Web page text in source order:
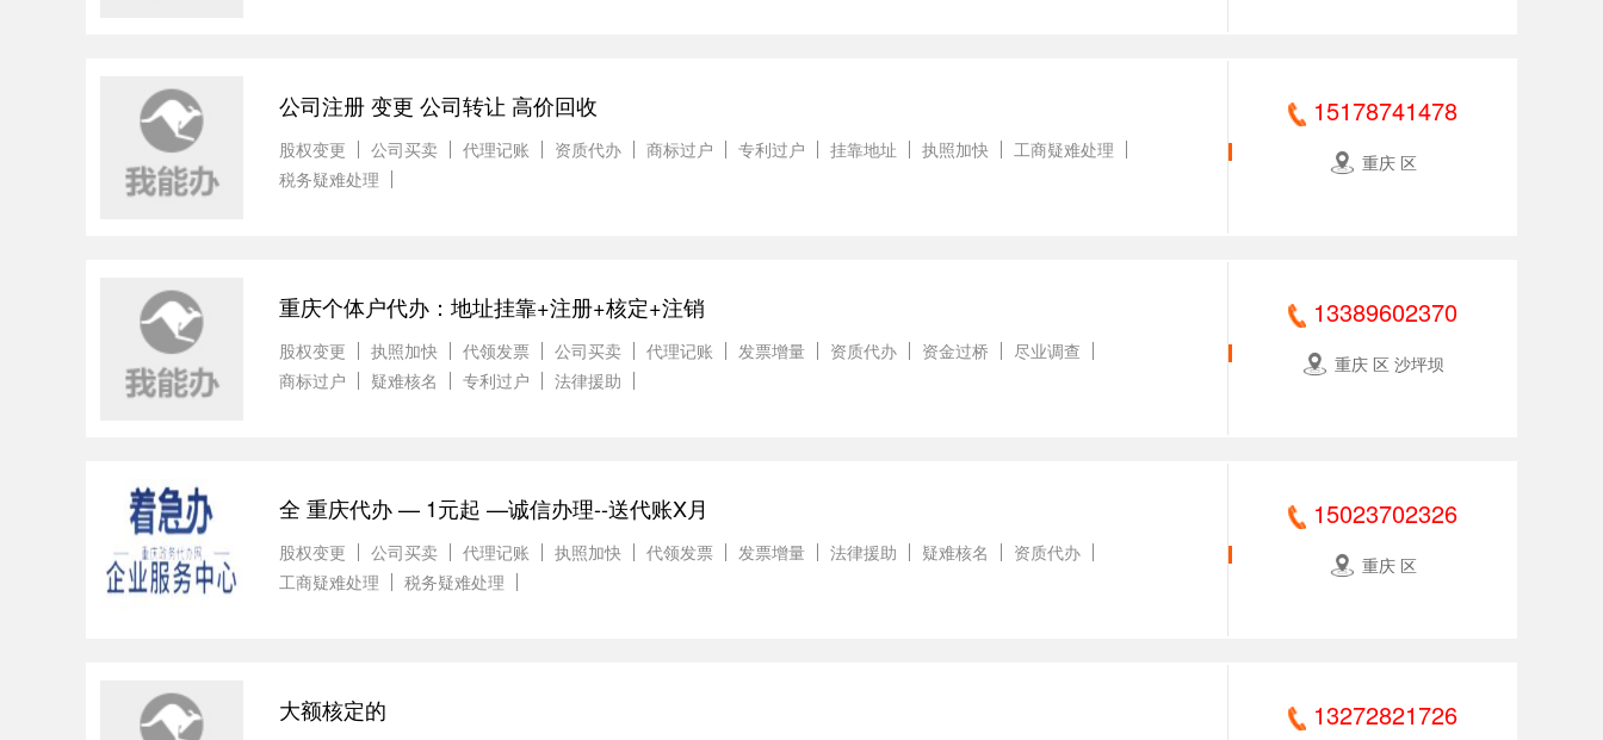
公司注册 变更 公司转让 高价回收
股权变更 公司买卖 代理记账 资质代办 商标过户 专利过户 挂靠地址 执照加快
工商疑难处理
税务疑难处理
15178741478
重庆 区
重庆个体户代办：地址挂靠+注册+核定+注销
股权变更 执照加快 代领发票 公司买卖 代理记账 发票增量 资质代办 资金过桥
尽业调查
商标过户
疑难核名 专利过户 法律援助
13389602370
重庆 区 沙坪坝
全 重庆代办 — 1元起 —诚信办理--送代账X月
股权变更 公司买卖 代理记账 执照加快 代领发票 发票增量 法律援助 疑难核名
资质代办
工商疑难处理
税务疑难处理
15023702326
重庆 区
大额核定的 13272821726